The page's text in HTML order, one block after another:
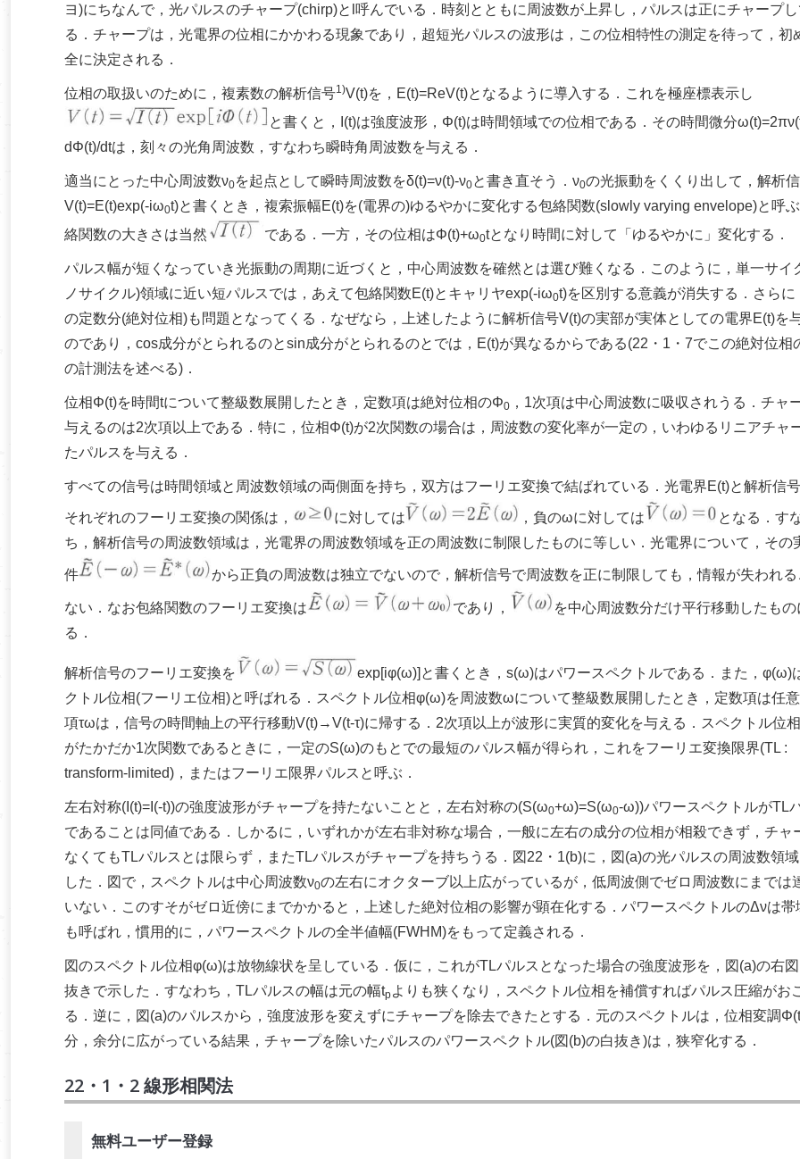
ヨ)にちなんで，光パルスのチャープ(chirp)とl呼んでいる．時刻とともに周波数が上昇し，パルスは正にチャープ
る．チャープは，光電界の位相にかかわる現象であり，超短光パルスの波形は，この位相特性の測定を待って，初
全に決定される．
位相の取扱いのために，複素数の解析信号1)V(t)を，E(t)=ReV(t)となるように導入する．これを極座標表示し
と書くと，I(t)は強度波形，Φ(t)は時間領域での位相である．その時間微分
dΦ(t)/dtは，刻々の光角周波数，すなわち瞬時角周波数を与える．
適当にとった中心周波数ν0を起点として瞬時周波数をδ(t)=ν(t)-ν0と書き直そう．ν0の光振動をくくり出して，解析
V(t)=E(t)exp(-iω0t)と書くとき，複索振幅E(t)を(電界の)ゆるやかに変化する包絡関数(slowly varying envelope)と呼
絡関数の大きさは当然
である．一方，その位相はΦ(t)+ω0tとなり時間に対して「ゆるやかに」変化する．
パルス幅が短くなっていき光振動の周期に近づくと，中心周波数を確然とは選び難くなる．このように，単一サイ
ノサイクル)領域に近い短パルスでは，あえて包絡関数E(t)とキャリヤexp(-iω0t)を区別する意義が消失する．さら
の定数分(絶対位相)も問題となってくる．なぜなら，上述したように解析信号V(t)の実部が実体としての電界E(t)を
のであり，cos成分がとられるのとsin成分がとられるのとでは，E(t)が異なるからである(22・1・7でこの絶対位相
の計測法を述べる)．
位相Φ(t)を時間tについて整級数展開したとき，定数項は絶対位相のΦ0 ，1次項は中心周波数に吸収されうる．チャ
与えるのは2次項以上である．特に，位相Φ(t)が2次関数の場合は，周波数の変化率が一定の，いわゆるリニアチャ
たパルスを与える．
すべての信号は時間領域と周波数領域の両側面を持ち，双方はフーリエ変換で結ばれている．光電界E(t)と解析信
それぞれのフーリエ変換の関係は， に対しては ，負のωに対しては
となる．す
ち，解析信号の周波数領域は，光電界の周波数領域を正の周波数に制限したものに等しい．光電界について，その
件 から正負の周波数は独立でないので，解析信号で周波数を正に制限しても，情報が失われ
ない．なお包絡関数のフーリエ変換は であり，
を中心周波数分だけ平行移動したもの
る．
解析信号のフーリエ変換を
exp[iφ(ω)]と書くとき，s(ω)はパワースペクトルである．また，φ(ω)
クトル位相(フーリエ位相)と呼ばれる．スペクトル位相φ(ω)を周波数ωについて整級数展開したとき，定数項は任
項τωは，信号の時間軸上の平行移動V(t)→V(t-τ)に帰する．2次項以上が波形に実質的変化を与える．スペクトル位
がたかだか1次関数であるときに，一定のS(ω)のもとでの最短のパルス幅が得られ，これをフーリエ変換限界(TL :
transform-limited)，またはフーリエ限界パルスと呼ぶ．
左右対称(I(t)=I(-t))の強度波形がチャープを持たないことと，左右対称の(S(ω0+ω)=S(ω0-ω))パワースペクトルがTL
であることは同値である．しかるに，いずれかが左右非対称な場合，一般に左右の成分の位相が相殺できず，チャ
なくてもTLパルスとは限らず，またTLパルスがチャープを持ちうる．図22・1(b)に，図(a)の光パルスの周波数領
した．図で，スペクトルは中心周波数ν0の左右にオクターブ以上広がっているが，低周波側でゼロ周波数にまでは
いない．このすそがゼロ近傍にまでかかると，上述した絶対位相の影響が顕在化する．パワースペクトルのΔνは帯
も呼ばれ，慣用的に，パワースペクトルの全半値幅(FWHM)をもって定義される．
図のスペクトル位相φ(ω)は放物線状を呈している．仮に，これがTLパルスとなった場合の強度波形を，図(a)の右
抜きで示した．すなわち，TLパルスの幅は元の幅tpよりも狭くなり，スペクトル位相を補償すればパルス圧縮がお
る．逆に，図(a)のパルスから，強度波形を変えずにチャープを除去できたとする．元のスペクトルは，位相変調
分，余分に広がっている結果，チャープを除いたパルスのパワースペクトル(図(b)の白抜き)は，狭窄化する．
22・1・2 線形相関法
無料ユーザー登録